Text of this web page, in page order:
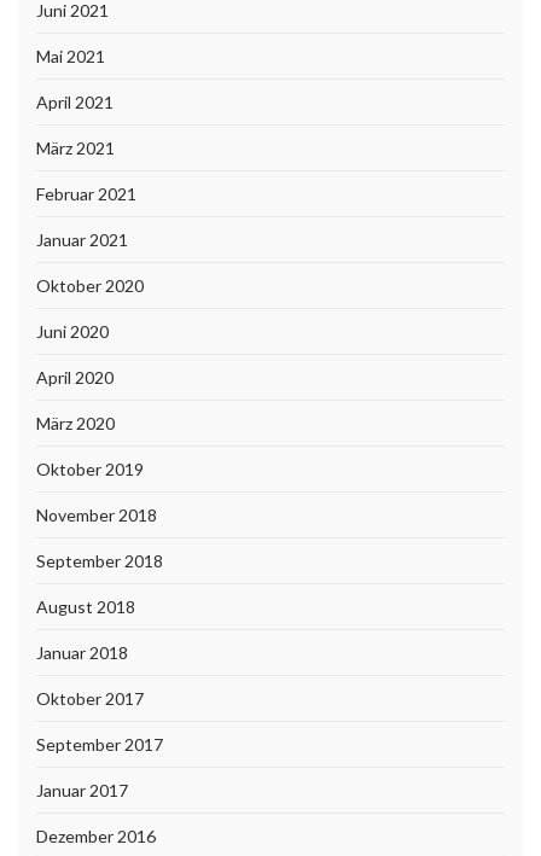
Juni 2021
Mai 2021
April 2021
März 2021
Februar 2021
Januar 2021
Oktober 2020
Juni 2020
April 2020
März 2020
Oktober 2019
November 2018
September 2018
August 2018
Januar 2018
Oktober 2017
September 2017
Januar 2017
Dezember 2016